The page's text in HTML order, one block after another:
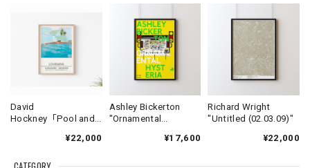
David
Hockney「Pool and
¥22,000
Ashley Bickerton
"Ornamental
¥17,600
Richard Wright
"Untitled (02.03.09)"
¥22,000